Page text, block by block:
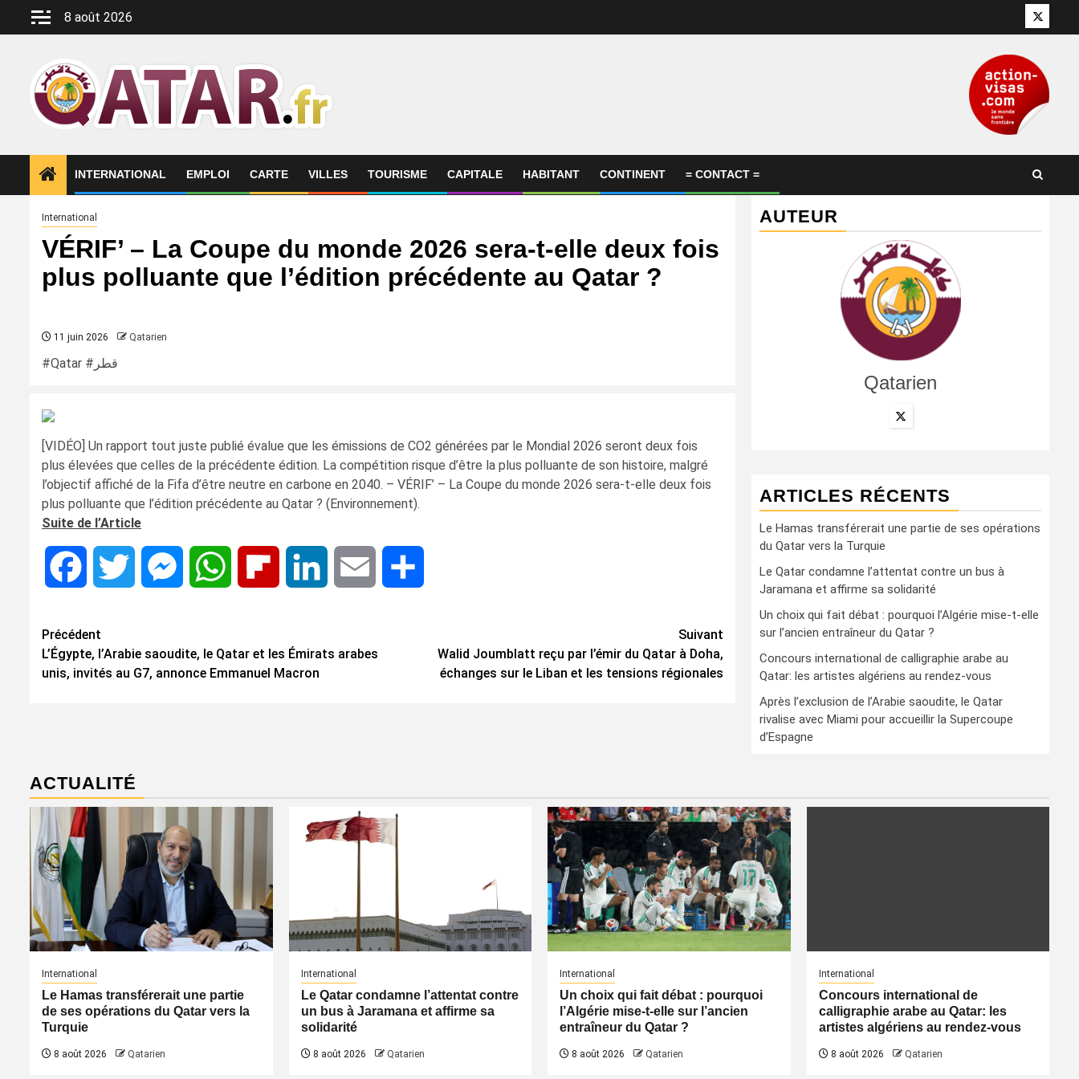
8 août 2026 Twitter
INTERNATIONAL EMPLOI CARTE VILLES TOURISME CAPITALE HABITANT CONTINENT = CONTACT =
International
VÉRIF’ – La Coupe du monde 2026 sera-t-elle deux fois
plus polluante que l’édition précédente au Qatar ?
11 juin 2026 Qatarien
#Qatar #قطر
[VIDÉO] Un rapport tout juste publié évalue que les émissions de CO2 générées par le Mondial 2026 seront deux fois
plus élevées que celles de la précédente édition. La compétition risque d’être la plus polluante de son histoire, malgré
l’objectif affiché de la Fifa d’être neutre en carbone en 2040. – VÉRIF’ – La Coupe du monde 2026 sera-t-elle deux fois
plus polluante que l’édition précédente au Qatar ? (Environnement).
Suite de l’Article
Facebook Twitter MessengerWhatsApp Flipboard LinkedIn Email
Navigation
d’article
Précédent
L’Égypte, l’Arabie saoudite, le Qatar et les Émirats arabes
unis, invités au G7, annonce Emmanuel Macron
Suivant
Walid Joumblatt reçu par l’émir du Qatar à Doha,
échanges sur le Liban et les tensions régionales
AUTEUR
Qatarien
ARTICLES RÉCENTS
Le Hamas transférerait une partie de ses opérations
du Qatar vers la Turquie
Le Qatar condamne l’attentat contre un bus à
Jaramana et affirme sa solidarité
Un choix qui fait débat : pourquoi l’Algérie mise-t-elle
sur l’ancien entraîneur du Qatar ?
Concours international de calligraphie arabe au
Qatar: les artistes algériens au rendez-vous
Après l’exclusion de l’Arabie saoudite, le Qatar
rivalise avec Miami pour accueillir la Supercoupe
d’Espagne
ACTUALITÉ
International
Le Hamas transférerait une partie
de ses opérations du Qatar vers la
Turquie
8 août 2026 Qatarien
International
Le Qatar condamne l’attentat contre
un bus à Jaramana et affirme sa
solidarité
8 août 2026 Qatarien
International
Un choix qui fait débat : pourquoi
l’Algérie mise-t-elle sur l’ancien
entraîneur du Qatar ?
8 août 2026 Qatarien
International
Concours international de
calligraphie arabe au Qatar: les
artistes algériens au rendez-vous
8 août 2026 Qatarien